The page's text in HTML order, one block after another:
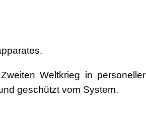
Weltkrieg in personeller
geschützt vom System.